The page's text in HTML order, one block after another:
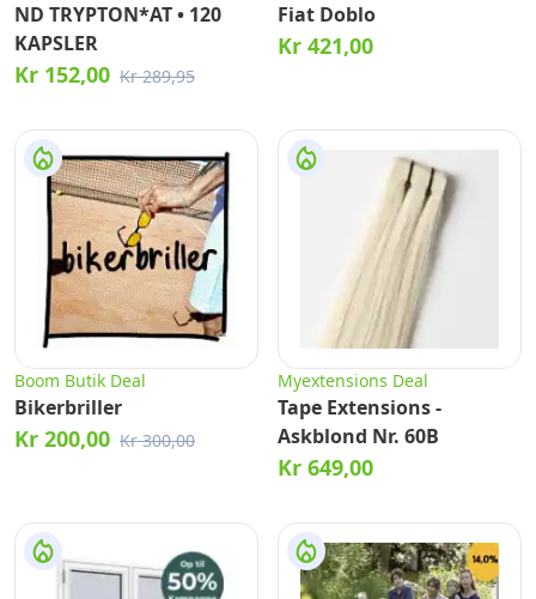
ND TRYPTON*AT • 120
KAPSLER
Kr 152,00 Kr 289,95
Fiat Doblo
Kr 421,00
Boom Butik Deal
Bikerbriller
Kr 200,00 Kr 300,00
Myextensions Deal
Tape Extensions -
Askblond Nr. 60B
Kr 649,00